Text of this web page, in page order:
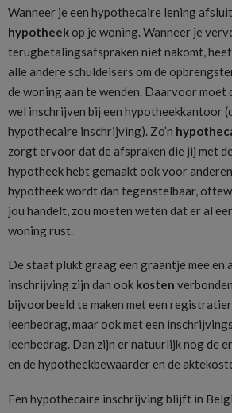
Wanneer je een hypothecaire lening
hypotheek op je woning. Wanneer je
terugbetalingsafspraken niet nakomt,
alle andere schuldeisers om de
de woning aan te wenden. Daarvoor moet
wel inschrijven bij een hypotheekkantoor
hypothecaire inschrijving). Zo’n
zorgt ervoor dat de afspraken die jij met
hypotheek hebt gemaakt ook voor
hypotheek wordt dan tegenstelbaar,
jou handelt, zou moeten weten dat er al
woning rust.
De staat plukt graag een graantje mee en
inschrijving zijn dan ook kosten
bijvoorbeeld te maken met een
leenbedrag, maar ook met een
leenbedrag. Dan zijn er natuurlijk nog de
en de hypotheekbewaarder en de
Een hypothecaire inschrijving blijft in